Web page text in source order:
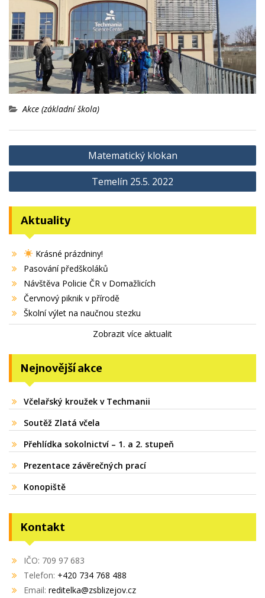
Akce (základní škola)
Navigace
pro
Matematický klokan
Temelín 25.5. 2022
Aktuality
Krásné prázdniny!
Pasování předškoláků
Návštěva Policie ČR v Domažlicích
Červnový piknik v přírodě
Školní výlet na naučnou stezku
Zobrazit více aktualit
Nejnovější akce
Včelařský kroužek v Techmanii
Soutěž Zlatá včela
Přehlídka sokolnictví – 1. a 2. stupeň
Prezentace závěrečných prací
Konopiště
Kontakt
IČO: 709 97 683
Telefon: +420 734 768 488
Email: reditelka@zsblizejov.cz